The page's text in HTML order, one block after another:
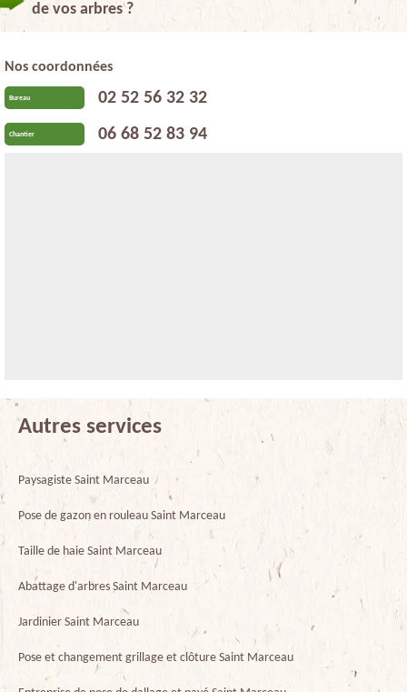
de vos arbres ?
Nos coordonnées
Bureau 02 52 56 32 32
Chantier 06 68 52 83 94
Autres services
Paysagiste Saint Marceau
Pose de gazon en rouleau Saint Marceau
Taille de haie Saint Marceau
Abattage d'arbres Saint Marceau
Jardinier Saint Marceau
Pose et changement grillage et clôture Saint Marceau